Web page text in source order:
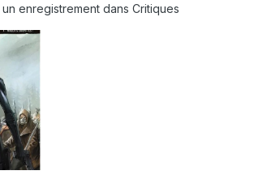
enregistrement dans Critiques